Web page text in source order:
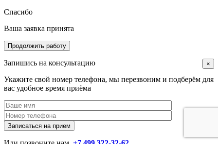
Спасибо
Ваша заявка принята
Продолжить работу
×
Запишись на консультацию
Укажите свой номер телефона, мы перезвоним и подберём для
вас удобное время приёма